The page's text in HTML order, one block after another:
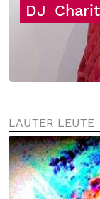
DJ
LAUTER LEUTE